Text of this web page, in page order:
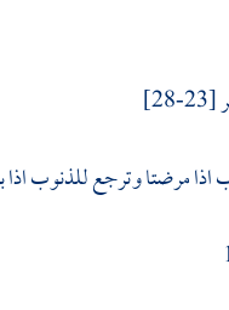
مرضتا وترجع للذنوب